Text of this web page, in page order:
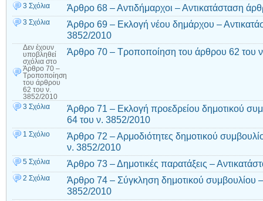
3 Σχόλια Άρθρο 68 – Αντιδήμαρχοι – Αντικατάσταση
3 Σχόλια
Άρθρο 69 – Εκλογή νέου δημάρχου –
3852/2010
Δεν έχουν
υποβληθεί
σχόλια στο
Άρθρο 70 –
Τροποποίηση
του άρθρου
62 του ν.
3852/2010
Άρθρο 70 – Τροποποίηση του άρθρου 62 του
3 Σχόλια
Άρθρο 71 – Εκλογή προεδρείου δημοτικού
64 του ν. 3852/2010
1 Σχόλιο
Άρθρο 72 – Αρμοδιότητες δημοτικού
ν. 3852/2010
5 Σχόλια Άρθρο 73 – Δημοτικές παρατάξεις –
2 Σχόλια
Άρθρο 74 – Σύγκληση δημοτικού συμβουλίου
3852/2010